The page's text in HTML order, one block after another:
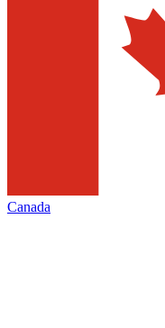
Canada